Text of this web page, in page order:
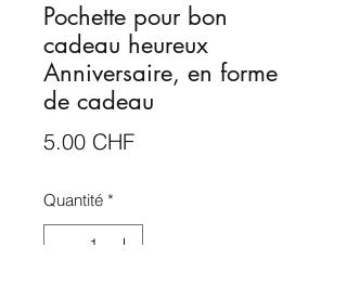
Pochette pour bon
cadeau heureux
Anniversaire, en forme
de cadeau
5.00 CHFPrix
Quantité *